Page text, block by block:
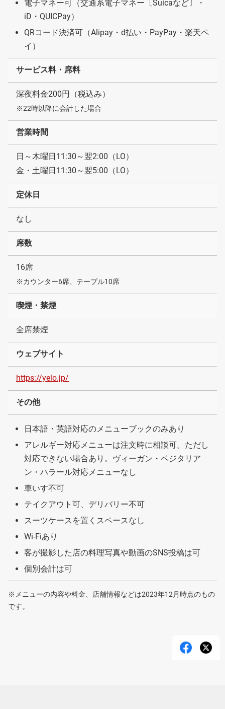
電子マネー可（交通系電子マネー〔Suicaなど〕・
iD・QUICPay）
QRコード決済可（Alipay・d払い・PayPay・楽天ペ
イ）
サービス料・席料
深夜料金200円（税込み）
※22時以降に会計した場合
営業時間
日～木曜日11:30～翌2:00（LO）
金・土曜日11:30～翌5:00（LO）
定休日
なし
席数
16席
※カウンター6席、テーブル10席
喫煙・禁煙
全席禁煙
ウェブサイト
https://yelo.jp/
その他
日本語・英語対応のメニューブックのみあり
アレルギー対応メニューは注文時に相談可。ただし
対応できない場合あり。ヴィーガン・ベジタリア
ン・ハラール対応メニューなし
車いす不可
テイクアウト可、デリバリー不可
スーツケースを置くスペースなし
Wi-Fiあり
客が撮影した店の料理写真や動画のSNS投稿は可
個別会計は可
※メニューの内容や料金、店舗情報などは2023年12月時点のもの
です。